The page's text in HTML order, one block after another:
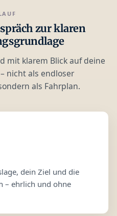
zur klaren
mit klarem Blick auf deine
nicht als endloser
als Fahrplan.
dein Ziel und die
– ehrlich und ohne